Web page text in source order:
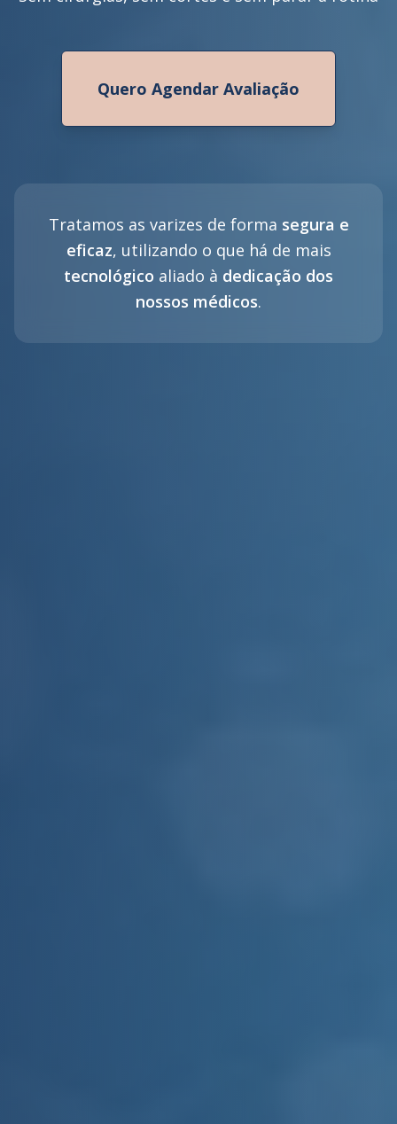
Quero Agendar Avaliação
Tratamos as varizes de forma segura e
eficaz, utilizando o que há de mais
tecnológico aliado à dedicação dos
nossos médicos.